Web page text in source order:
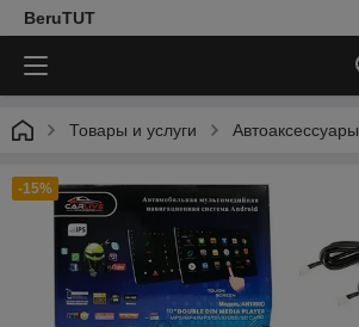
BeruTUT
Товары и услуги Автоаксессуары
-15%